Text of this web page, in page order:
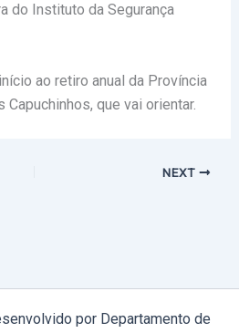
do Instituto da Segurança
ao retiro anual da Província
que vai orientar.
NEXT
por Departamento de